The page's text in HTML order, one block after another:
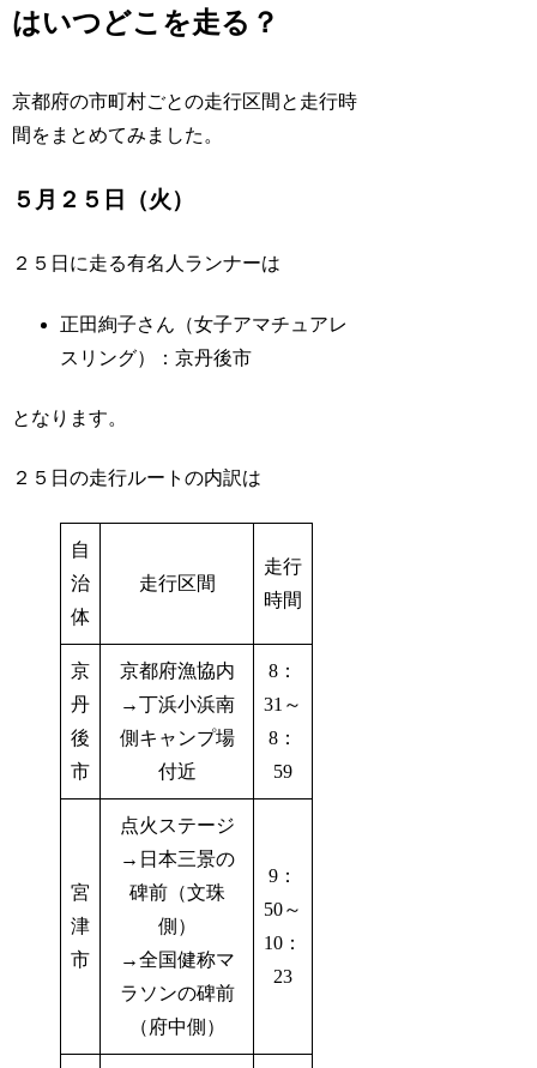
はいつどこを走る？
京都府の市町村ごとの走行区間と走行時
間をまとめてみました。
５月２５日（火）
２５日に走る有名人ランナーは
正田絢子さん（女子アマチュアレ
スリング）：京丹後市
となります。
２５日の走行ルートの内訳は
自
治
体
走行区間
走行
時間
京
丹
後
市
京都府漁協内
→丁浜小浜南
側キャンプ場
付近
8：
31～
8：
59
宮
津
市
点火ステージ
→日本三景の
碑前（文珠
側）
→全国健称マ
ラソンの碑前
（府中側）
9：
50～
10：
23